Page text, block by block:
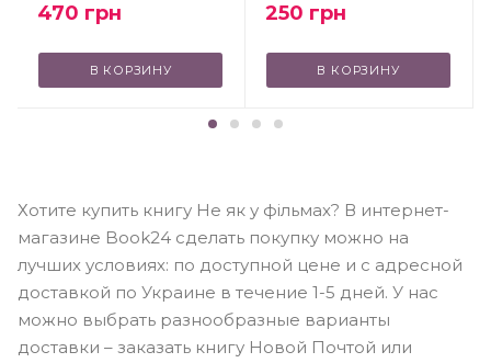
470 грн
В КОРЗИНУ
250 грн
В КОРЗИНУ
Хотите купить книгу Не як у фільмах? В интернет-
магазине Book24 сделать покупку можно на
лучших условиях: по доступной цене и с адресной
доставкой по Украине в течение 1-5 дней. У нас
можно выбрать разнообразные варианты
доставки – заказать книгу Новой Почтой или